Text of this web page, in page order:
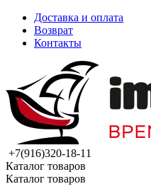
Доставка и оплата
Возврат
Контакты
+7(916)320-18-11
Каталог товаров
Каталог товаров